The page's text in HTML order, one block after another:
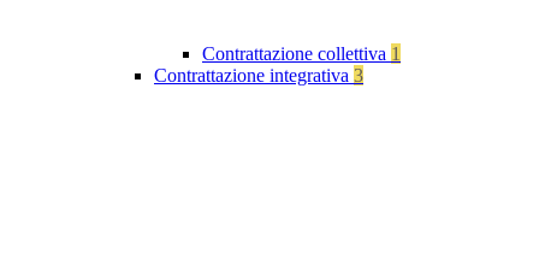
Contrattazione collettiva 1
Contrattazione integrativa 3